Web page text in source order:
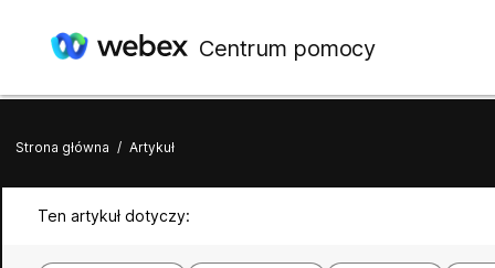
Centrum pomocy
Strona główna / Artykuł
Ten artykuł dotyczy: